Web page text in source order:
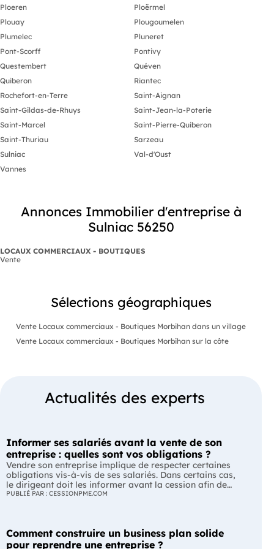
Ploeren
Ploërmel
Plouay
Plougoumelen
Plumelec
Pluneret
Pont-Scorff
Pontivy
Questembert
Quéven
Quiberon
Riantec
Rochefort-en-Terre
Saint-Aignan
Saint-Gildas-de-Rhuys
Saint-Jean-la-Poterie
Saint-Marcel
Saint-Pierre-Quiberon
Saint-Thuriau
Sarzeau
Sulniac
Val-d'Oust
Vannes
Annonces Immobilier d'entreprise à
Sulniac 56250
LOCAUX COMMERCIAUX - BOUTIQUES
Vente
Sélections géographiques
Vente Locaux commerciaux - Boutiques Morbihan dans un village
Vente Locaux commerciaux - Boutiques Morbihan sur la côte
Actualités des experts
Informer ses salariés avant la vente de son
entreprise : quelles sont vos obligations ?
Vendre son entreprise implique de respecter certaines
obligations vis-à-vis de ses salariés. Dans certains cas,
le dirigeant doit les informer avant la cession afin de
leur permettre, s'ils le souhaitent, de présenter une offre
L'essentiel Les entreprises de moins de 250 salariés sont
soumises, dans certains cas, à une obligation
PUBLIÉ PAR : CESSIONPME.COM
Comment construire un business plan solide
pour reprendre une entreprise ?